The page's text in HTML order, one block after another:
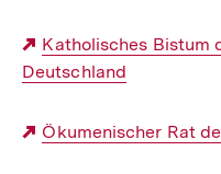
Externer
Link:
Katholisches Bistum
Deutschland
Externer
Ökumenischer Rat